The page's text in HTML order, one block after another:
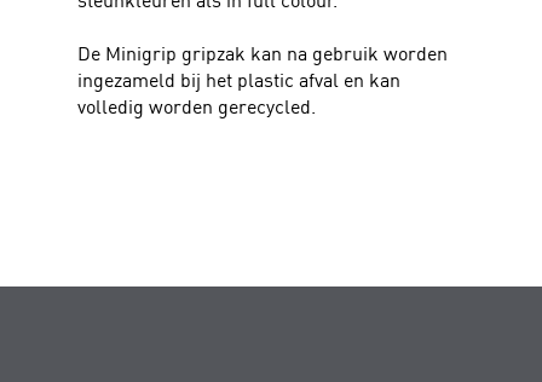
De Minigrip gripzak kan na gebruik worden
ingezameld bij het plastic afval en kan
volledig worden gerecycled.